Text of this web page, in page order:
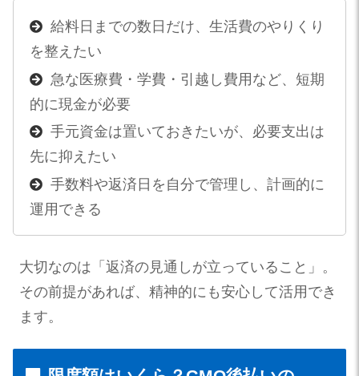
給料日までの数日だけ、生活費のやりくり
を整えたい
急な医療費・学費・引越し費用など、短期
的に現金が必要
手元資金は置いておきたいが、必要支出は
先に抑えたい
手数料や返済日を自分で管理し、計画的に
運用できる
大切なのは「返済の見通しが立っていること」。
その前提があれば、精神的にも安心して活用でき
ます。